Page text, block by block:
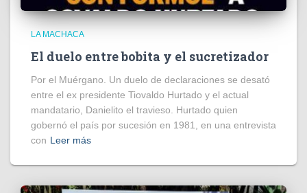
LA MACHACA
El duelo entre bobita y el sucretizador
Por el Muérgano. Un duelo de declaraciones se desató
entre el ex presidente Tiovaldo Hurtado y el actual
mandatario, Danielito el travieso. Hurtado quien
gobernó el país por sucesión en 1981, en una entrevista
con Leer más